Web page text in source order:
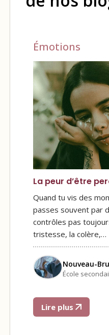
Émotions
La peur d’être
Quand tu vis des
passes souvent par
contrôles pas
tristesse, la colère,…
Nouveau-
École
Lire plus